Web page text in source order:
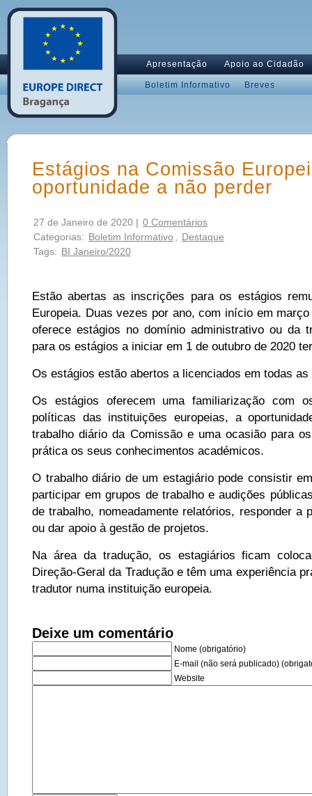
Apresentação Apoio ao Cidadão
Boletim Informativo Breves
Estágios na Comissão
oportunidade a não perder
27 de Janeiro de 2020 | 0 Comentários
Categorias: Boletim Informativo
Destaque
Tags: BI Janeiro/2020
Estão abertas as inscrições para os estágios
Europeia. Duas vezes por ano, com início em
oferece estágios no domínio administrativo ou da
para os estágios a iniciar em 1 de outubro de 2020
Os estágios estão abertos a licenciados em todas as
Os estágios oferecem uma familiarização com
políticas das instituições europeias, a
trabalho diário da Comissão e uma ocasião para
prática os seus conhecimentos académicos.
O trabalho diário de um estagiário pode consistir
participar em grupos de trabalho e audições
de trabalho, nomeadamente relatórios, responder a
ou dar apoio à gestão de projetos.
Na área da tradução, os estagiários ficam
Direção-Geral da Tradução e têm uma experiência
tradutor numa instituição europeia.
Deixe um comentário
Nome (obrigatório)
E-mail (não será publicado)
Website